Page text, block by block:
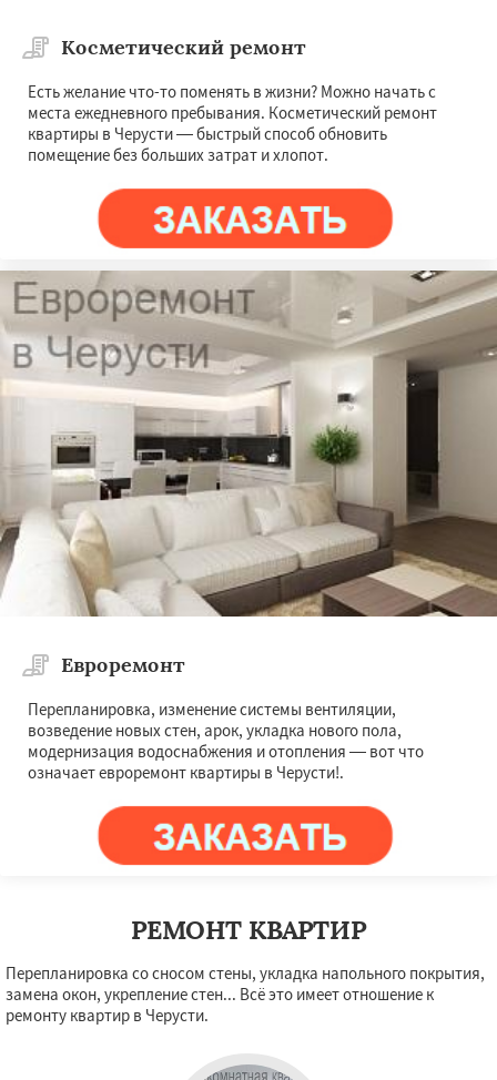
Косметический ремонт
Есть желание что-то поменять в жизни? Можно начать с
места ежедневного пребывания. Косметический ремонт
квартиры в Черусти — быстрый способ обновить
помещение без больших затрат и хлопот.
Евроремонт
Перепланировка, изменение системы вентиляции,
возведение новых стен, арок, укладка нового пола,
модернизация водоснабжения и отопления — вот что
означает евроремонт квартиры в Черусти!.
РЕМОНТ КВАРТИР
Перепланировка со сносом стены, укладка напольного покрытия,
замена окон, укрепление стен... Всё это имеет отношение к
ремонту квартир в Черусти.